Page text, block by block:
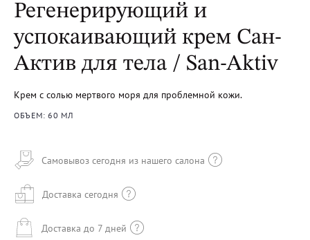
Регенерирующий и
успокаивающий крем Сан-
Актив для тела / San-Aktiv
Крем с солью мертвого моря для проблемной кожи.
ОБЪЕМ: 60 МЛ
Самовывоз сегодня из нашего салона
Доставка сегодня
Доставка до 7 дней